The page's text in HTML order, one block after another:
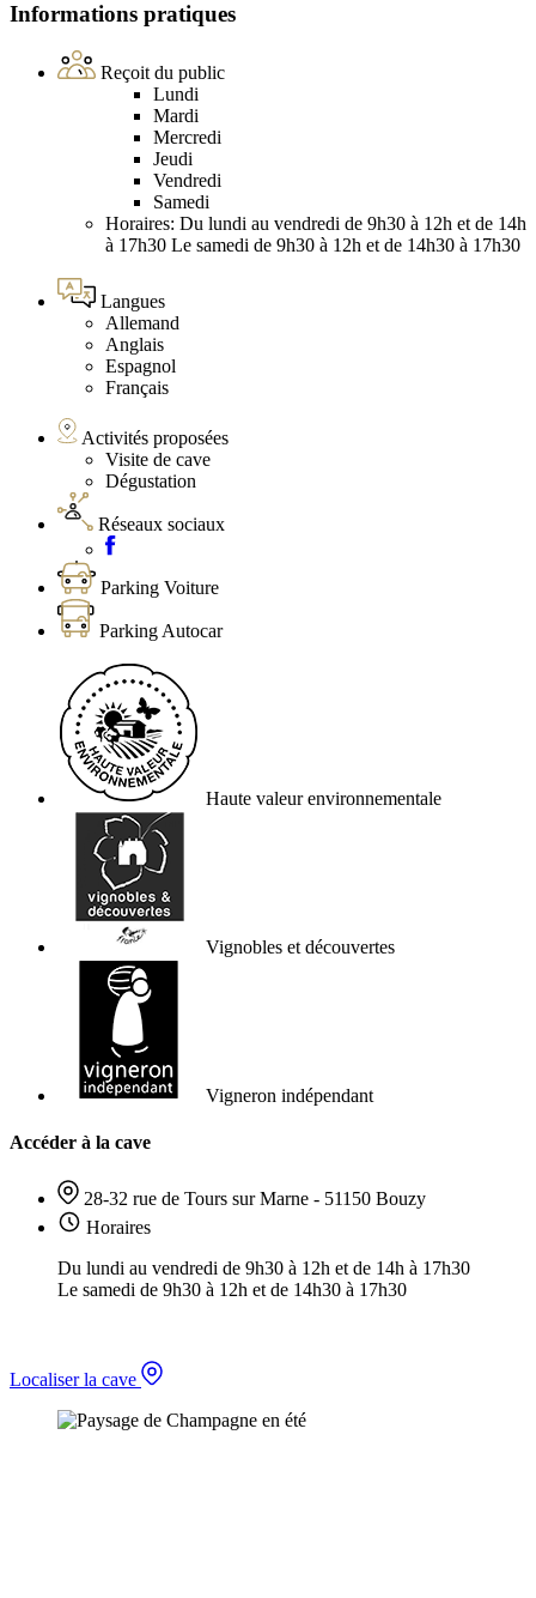
Informations pratiques
Reçoit du public
Lundi
Mardi
Mercredi
Jeudi
Vendredi
Samedi
Horaires: Du lundi au vendredi de 9h30 à 12h et de 14h
à 17h30 Le samedi de 9h30 à 12h et de 14h30 à 17h30
Langues
Allemand
Anglais
Espagnol
Français
Activités proposées
Visite de cave
Dégustation
Réseaux sociaux
Parking Voiture
Parking Autocar
Haute valeur environnementale
Vignobles et découvertes
Vigneron indépendant
Accéder à la cave
28-32 rue de Tours sur Marne - 51150 Bouzy
Horaires
Du lundi au vendredi de 9h30 à 12h et de 14h à 17h30
Le samedi de 9h30 à 12h et de 14h30 à 17h30
Localiser la cave